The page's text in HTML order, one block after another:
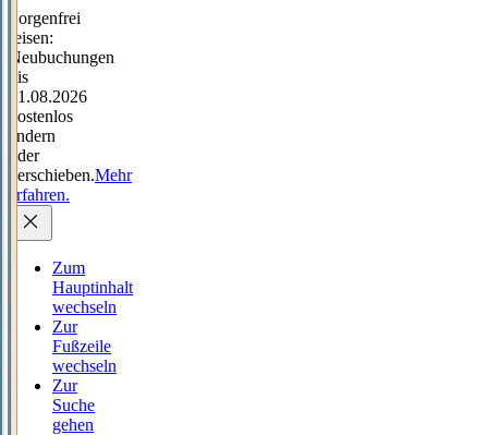
Sorgenfrei
reisen:
Neubuchungen
bis
31.08.2026
kostenlos
ändern
oder
verschieben.Mehr
erfahren.
Zum
Hauptinhalt
wechseln
Zur
Fußzeile
wechseln
Zur
Suche
gehen